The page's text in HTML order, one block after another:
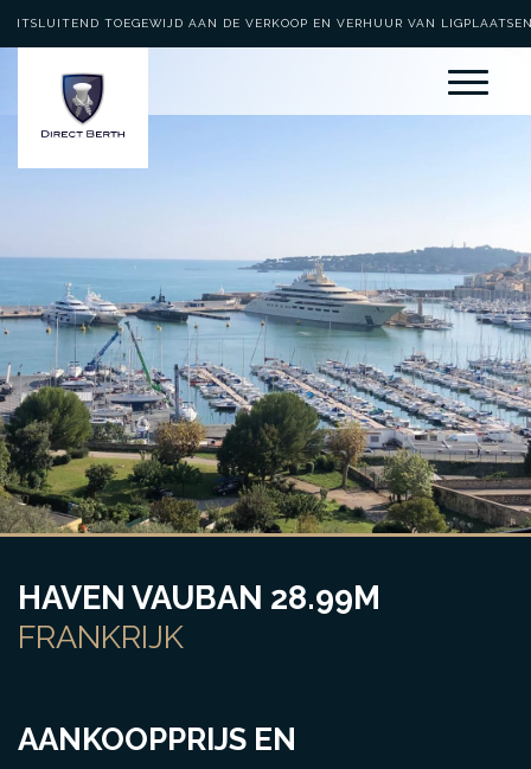
UITSLUITEND TOEGEWIJD AAN DE VERKOOP EN VERHUUR VAN
HAVEN VAUBAN 28.99M
FRANKRIJK
AANKOOPPRIJS EN